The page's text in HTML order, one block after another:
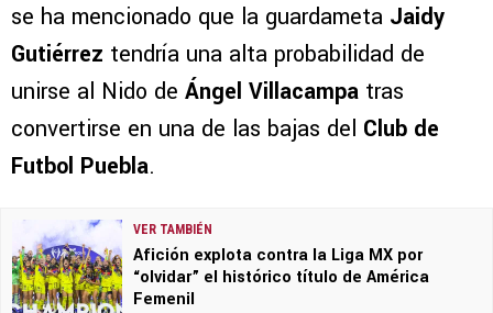
se ha mencionado que la guardameta Jaidy
Gutiérrez tendría una alta probabilidad de
unirse al Nido de Ángel Villacampa tras
convertirse en una de las bajas del Club de
Futbol Puebla.
VER TAMBIÉN
Afición explota contra la Liga MX por
“olvidar” el histórico título de América
Femenil